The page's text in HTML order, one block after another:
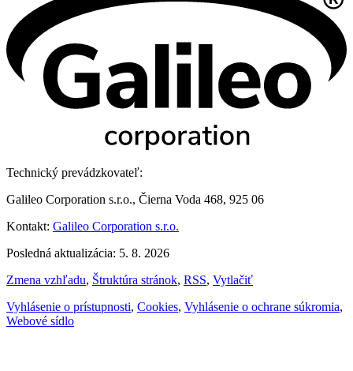
Technický prevádzkovateľ:
Galileo Corporation s.r.o., Čierna Voda 468, 925 06
Kontakt: Galileo Corporation s.r.o.
Posledná aktualizácia: 5. 8. 2026
Zmena vzhľadu, Štruktúra stránok, RSS, Vytlačiť
Vyhlásenie o prístupnosti, Cookies, Vyhlásenie o ochrane súkromia,
Webové sídlo